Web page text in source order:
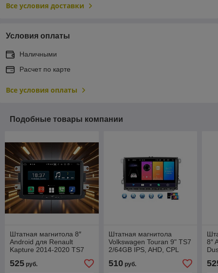
Все условия доставки
Условия оплаты
Наличными
Расчет по карте
Все условия оплаты
Подобные товары компании
Штатная магнитола 8″
Android для Renault
Kapture 2014-2020 TS7
MirrorLink
525 руб.
Штатная магнитола
Volkswagen Touran 9" TS7
2/64GB IPS, AHD, CPL
510руб.
8″